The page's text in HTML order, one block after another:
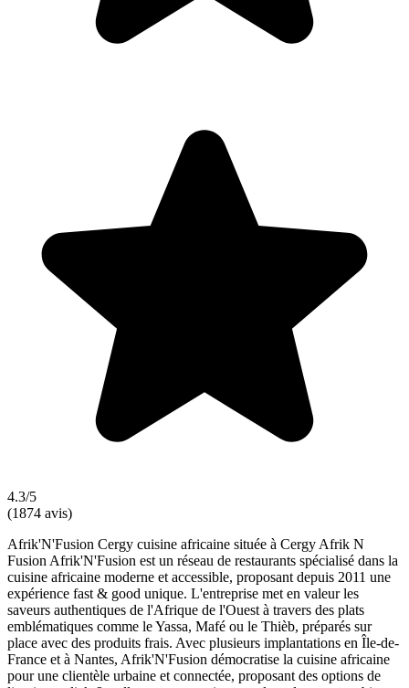
4.3/5
(1874 avis)
Afrik'N'Fusion Cergy cuisine africaine située à Cergy Afrik N
Fusion Afrik'N'Fusion est un réseau de restaurants spécialisé dans la
cuisine africaine moderne et accessible, proposant depuis 2011 une
expérience fast & good unique. L'entreprise met en valeur les
saveurs authentiques de l'Afrique de l'Ouest à travers des plats
emblématiques comme le Yassa, Mafé ou le Thièb, préparés sur
place avec des produits frais. Avec plusieurs implantations en Île-de-
France et à Nantes, Afrik'N'Fusion démocratise la cuisine africaine
pour une clientèle urbaine et connectée, proposant des options de